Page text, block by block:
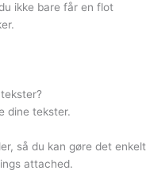
ikke bare får en flot
dine tekster.
så du kan gøre det enkelt
attached.